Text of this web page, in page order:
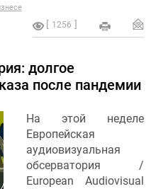
1256
долгое
после пандемии
На этой неделе
Европейская
аудиовизуальная
обсерватория /
European Audiovisual